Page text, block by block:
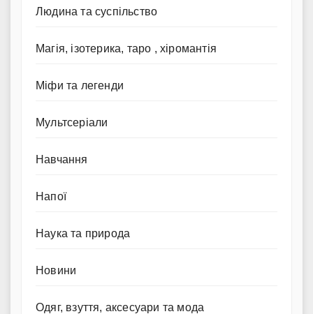
Людина та суспільство
Магія, ізотерика, таро , хіромантія
Міфи та легенди
Мультсеріали
Навчання
Напої
Наука та природа
Новини
Одяг, взуття, аксесуари та мода